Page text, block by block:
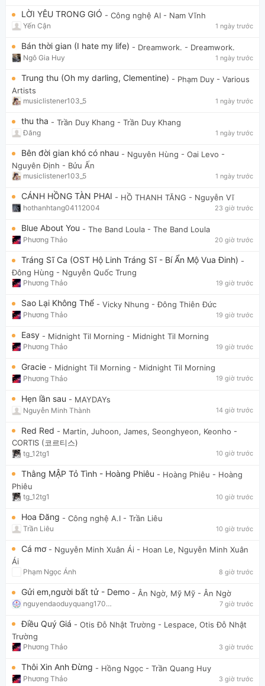
LỜI YÊU TRONG GIÓ - Công nghệ AI - Nam Vĩnh
Yến Cận 1 ngày trước
Bán thời gian (I hate my life) - Dreamwork. - Dreamwork.
Ngô Gia Huy 1 ngày trước
Trung thu (Oh my darling, Clementine) - Phạm Duy - Various
Artists
musiclistener103_5 1 ngày trước
thu tha - Trần Duy Khang - Trần Duy Khang
Đăng 1 ngày trước
Bên đời gian khó có nhau - Nguyên Hùng - Oai Levo -
Nguyên Định - Bửu Ấn
musiclistener103_5 1 ngày trước
CÁNH HỒNG TÀN PHAI - HỒ THANH TĂNG - Nguyễn Vĩ
hothanhtang04112004 23 giờ trước
Blue About You - The Band Loula - The Band Loula
Phương Thảo 20 giờ trước
Tráng Sĩ Ca (OST Hộ Linh Tráng Sĩ - Bí Ẩn Mộ Vua Đinh) -
Đông Hùng - Nguyễn Quốc Trung
Phương Thảo 19 giờ trước
Sao Lại Không Thể - Vicky Nhung - Đông Thiên Đức
Phương Thảo 19 giờ trước
Easy - Midnight Til Morning - Midnight Til Morning
Phương Thảo 19 giờ trước
Gracie - Midnight Til Morning - Midnight Til Morning
Phương Thảo 19 giờ trước
Hẹn lần sau - MAYDAYs
Nguyễn Minh Thành 14 giờ trước
Red Red - Martin, Juhoon, James, Seonghyeon, Keonho -
CORTIS (코르티스)
tg_12tg1 10 giờ trước
Thằng MẬP Tỏ Tình - Hoàng Phiêu - Hoàng Phiêu - Hoàng
Phiêu
tg_12tg1 10 giờ trước
Hoa Đăng - Công nghệ A.I - Trần Liêu
Trần Liêu 10 giờ trước
Cá mơ - Nguyễn Minh Xuân Ái - Hoan Le, Nguyễn Minh Xuân
Ái
Phạm Ngọc Ánh 8 giờ trước
Gửi em,người bất tử - Demo - Ân Ngờ, Mỹ Mỹ - Ân Ngờ
nguyendaoduyquang17021 7 giờ trước
Điều Quý Giá - Otis Đỗ Nhật Trường - Lespace, Otis Đỗ Nhật
Trường
Phương Thảo 3 giờ trước
Thôi Xin Anh Đừng - Hồng Ngọc - Trần Quang Huy
Phương Thảo 3 giờ trước